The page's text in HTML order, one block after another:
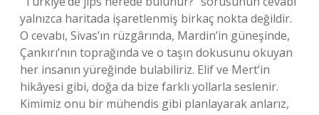
yalnızca haritada işaretlenmiş birkaç nokta değildir.
O cevabı, Sivas’ın rüzgârında, Mardin’in güneşinde,
Çankırı’nın toprağında ve o taşın dokusunu okuyan
her insanın yüreğinde bulabiliriz. Elif ve Mert’in
hikâyesi gibi, doğa da bize farklı yollarla seslenir.
Kimimiz onu bir mühendis gibi planlayarak anlarız,